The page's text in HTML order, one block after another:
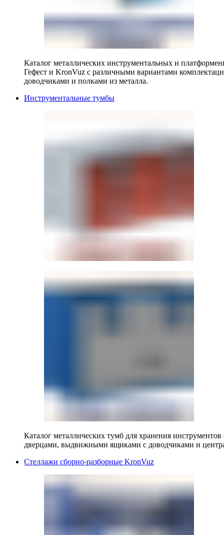
Каталог металлических инструментальных и
Гефест и KronVuz с различными вариантами
доводчиками и полками из металла.
Инструментальные тумбы
Каталог металлических тумб для хранения
дверцами, выдвижными ящиками с доводчиками и
Стеллажи сборно-разборные KronVuz